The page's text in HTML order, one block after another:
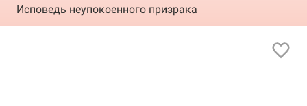
Исповедь неупокоенного призрака